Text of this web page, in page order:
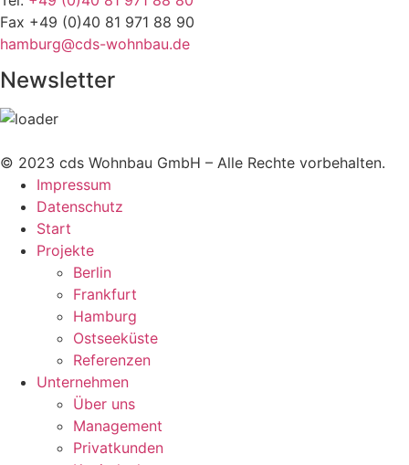
Fax +49 (0)40 81 971 88 90
hamburg@cds-wohnbau.de
Newsletter
© 2023 cds Wohnbau GmbH – Alle Rechte vorbehalten.
Impressum
Datenschutz
Start
Projekte
Berlin
Frankfurt
Hamburg
Ostseeküste
Referenzen
Unternehmen
Über uns
Management
Privatkunden